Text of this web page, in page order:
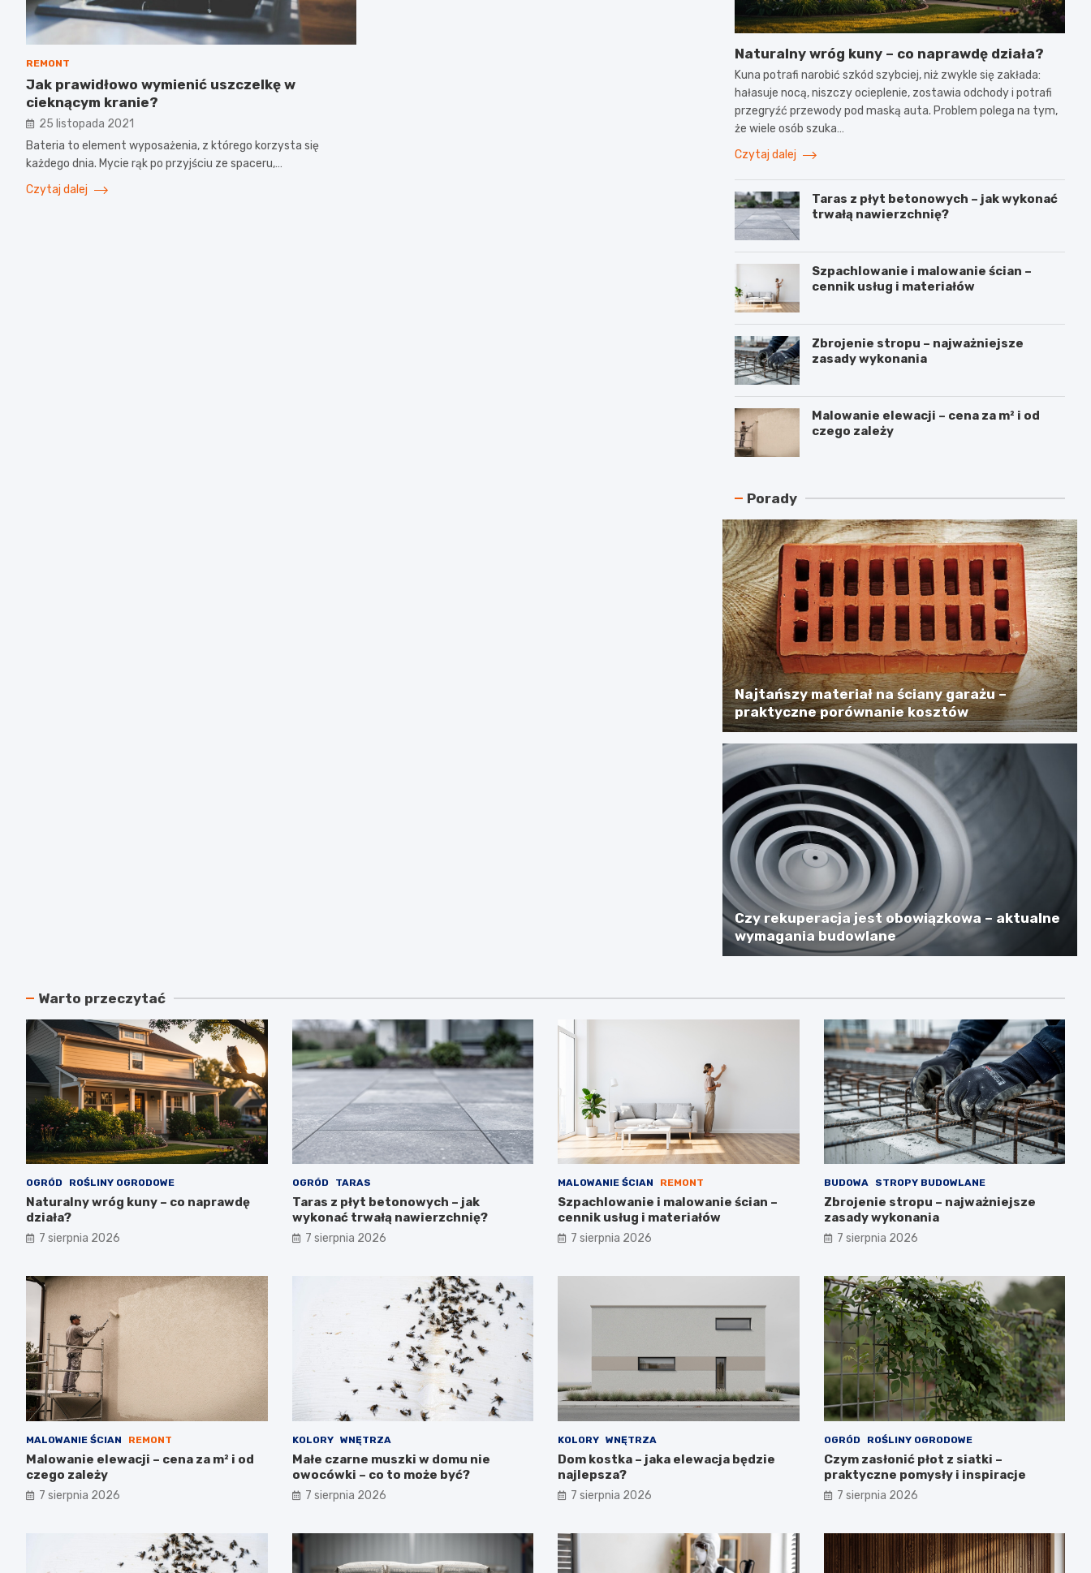
REMONT
Jak prawidłowo wymienić uszczelkę w
cieknącym kranie?
25 listopada 2021
Bateria to element wyposażenia, z którego korzysta się
każdego dnia. Mycie rąk po przyjściu ze spaceru,…
Czytaj dalej
Naturalny wróg kuny – co naprawdę działa?
Kuna potrafi narobić szkód szybciej, niż zwykle się zakłada:
hałasuje nocą, niszczy ocieplenie, zostawia odchody i potrafi
przegryźć przewody pod maską auta. Problem polega na tym,
że wiele osób szuka…
Czytaj dalej
Taras z płyt betonowych – jak wykonać
trwałą nawierzchnię?
Szpachlowanie i malowanie ścian –
cennik usług i materiałów
Zbrojenie stropu – najważniejsze
zasady wykonania
Malowanie elewacji – cena za m² i od
czego zależy
Porady
Najtańszy materiał na ściany garażu –
praktyczne porównanie kosztów
Czy rekuperacja jest obowiązkowa – aktualne
wymagania budowlane
Warto przeczytać
OGRÓD ROŚLINY OGRODOWE
Naturalny wróg kuny – co naprawdę
działa?
7 sierpnia 2026
OGRÓD TARAS
Taras z płyt betonowych – jak
wykonać trwałą nawierzchnię?
7 sierpnia 2026
MALOWANIE ŚCIAN REMONT
Szpachlowanie i malowanie ścian –
cennik usług i materiałów
7 sierpnia 2026
BUDOWA STROPY BUDOWLANE
Zbrojenie stropu – najważniejsze
zasady wykonania
7 sierpnia 2026
MALOWANIE ŚCIAN REMONT
Malowanie elewacji – cena za m² i od
czego zależy
7 sierpnia 2026
KOLORY WNĘTRZA
Małe czarne muszki w domu nie
owocówki – co to może być?
7 sierpnia 2026
KOLORY WNĘTRZA
Dom kostka – jaka elewacja będzie
najlepsza?
7 sierpnia 2026
OGRÓD ROŚLINY OGRODOWE
Czym zasłonić płot z siatki –
praktyczne pomysły i inspiracje
7 sierpnia 2026